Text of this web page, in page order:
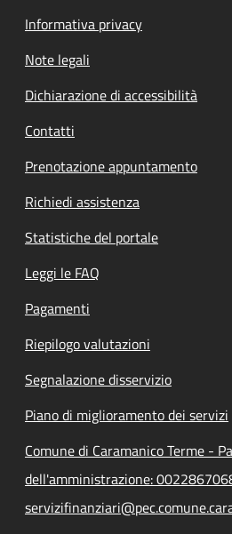
Informativa privacy
Note legali
Dichiarazione di accessibilità
Contatti
Prenotazione appuntamento
Richiedi assistenza
Statistiche del portale
Leggi le FAQ
Pagamenti
Riepilogo valutazioni
Segnalazione disservizio
Piano di miglioramento dei servizi
Comune di Caramanico Terme -
dell'amministrazione: